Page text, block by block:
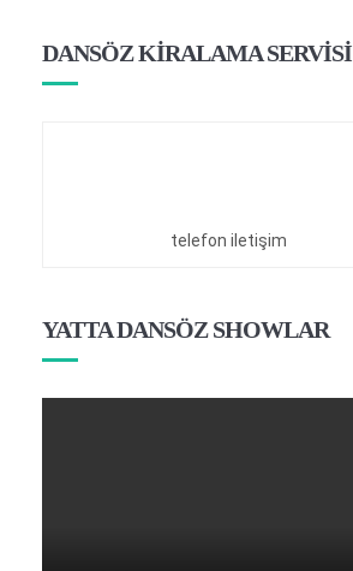
DANSÖZ KİRALAMA SERVİSİ
telefon iletişim
YATTA DANSÖZ SHOWLAR